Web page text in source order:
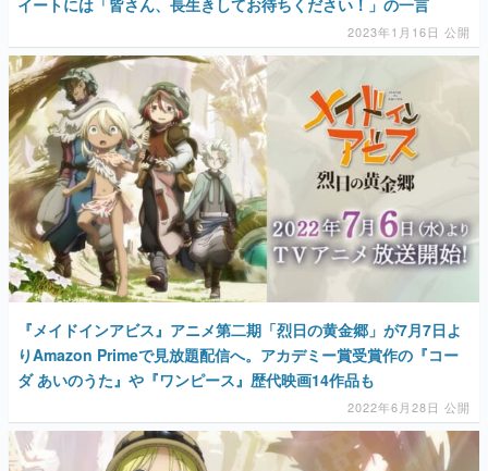
イートには「皆さん、長生きしてお待ちください！」の一言
2023年1月16日 公開
『メイドインアビス』アニメ第二期「烈日の黄金郷」が7月7日よ
りAmazon Primeで見放題配信へ。アカデミー賞受賞作の『コー
ダ あいのうた』や『ワンピース』歴代映画14作品も
2022年6月28日 公開